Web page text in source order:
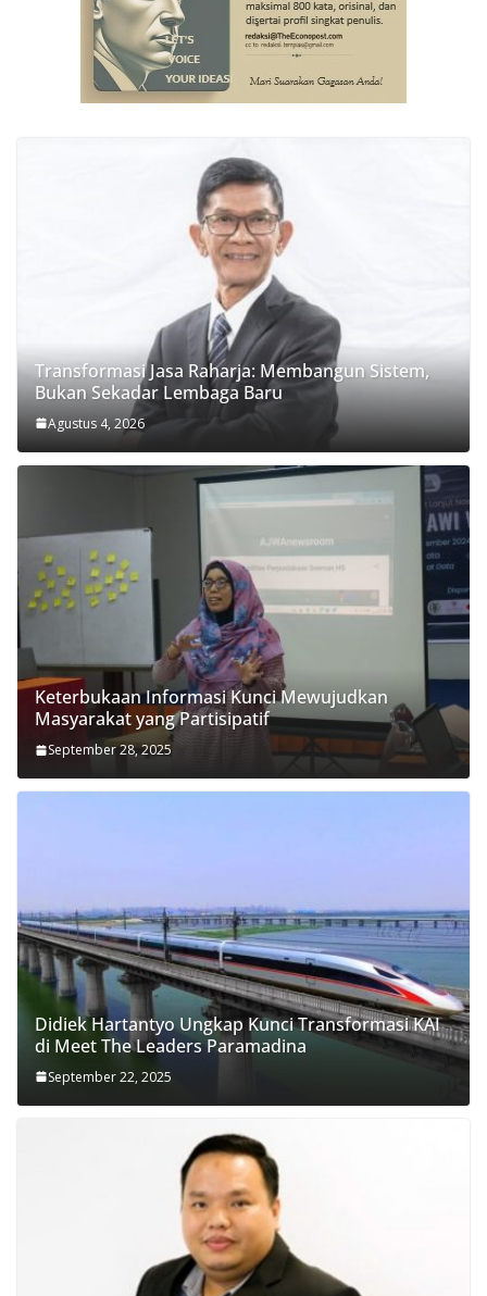
Transformasi Jasa Raharja: Membangun Sistem,
Bukan Sekadar Lembaga Baru
Agustus 4, 2026
Keterbukaan Informasi Kunci Mewujudkan
Masyarakat yang Partisipatif
September 28, 2025
Didiek Hartantyo Ungkap Kunci Transformasi KAI
di Meet The Leaders Paramadina
September 22, 2025